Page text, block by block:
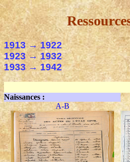
1913 → 1922
1923 → 1932
1933 → 1942
Naissances :
A-B